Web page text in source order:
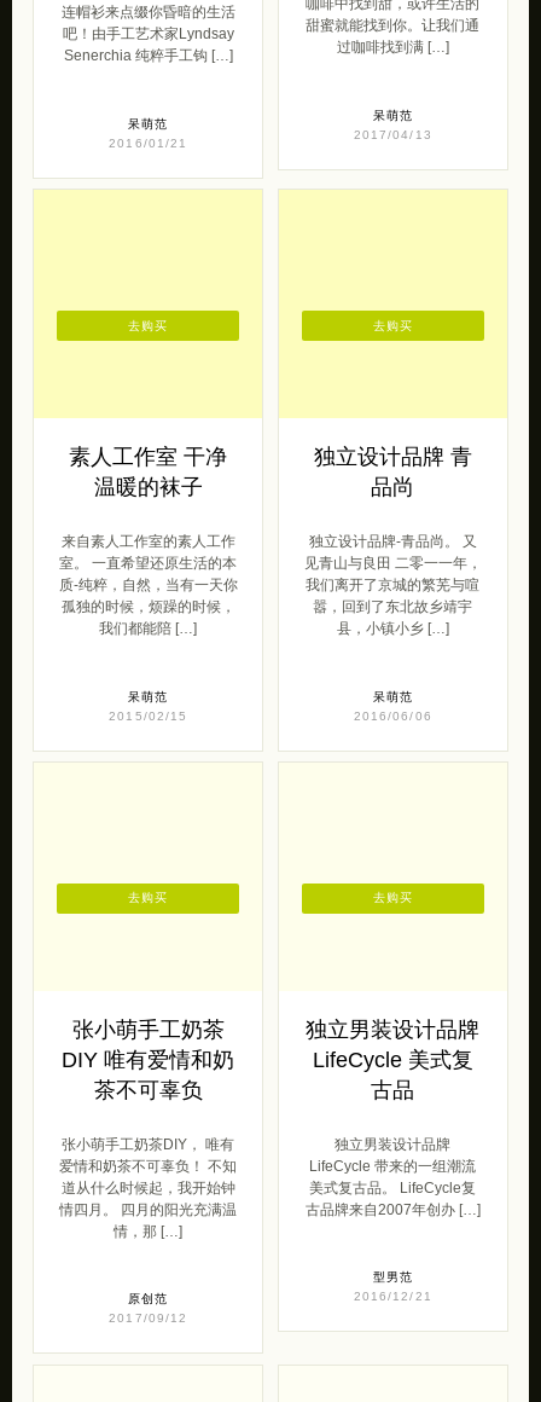
连帽衫来点缀你昏暗的生活
吧！由手工艺术家Lyndsay
Senerchia 纯粹手工钩 […]
呆萌范
2016/01/21
咖啡中找到甜，或许生活的
甜蜜就能找到你。让我们通
过咖啡找到满 […]
呆萌范
2017/04/13
素人工作室 干净
温暖的袜子
来自素人工作室的素人工作
室。 一直希望还原生活的本
质-纯粹，自然，当有一天你
孤独的时候，烦躁的时候，
我们都能陪 […]
呆萌范
2015/02/15
去购买
独立设计品牌 青
品尚
独立设计品牌-青品尚。 又
见青山与良田 二零一一年，
我们离开了京城的繁芜与喧
嚣，回到了东北故乡靖宇
县，小镇小乡 […]
呆萌范
2016/06/06
去购买
张小萌手工奶茶
DIY 唯有爱情和奶
茶不可辜负
张小萌手工奶茶DIY， 唯有
爱情和奶茶不可辜负！ 不知
道从什么时候起，我开始钟
情四月。 四月的阳光充满温
情，那 […]
原创范
2017/09/12
去购买
独立男装设计品牌
LifeCycle 美式复
古品
独立男装设计品牌
LifeCycle 带来的一组潮流
美式复古品。 LifeCycle复
古品牌来自2007年创办 […]
型男范
2016/12/21
去购买